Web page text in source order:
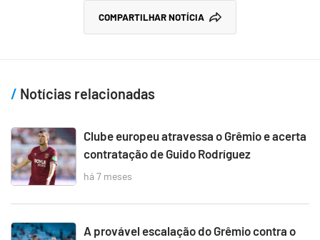
COMPARTILHAR NOTÍCIA
Notícias relacionadas
Clube europeu atravessa o Grêmio e acerta
contratação de Guido Rodríguez
há 7 meses
A provável escalação do Grêmio contra o